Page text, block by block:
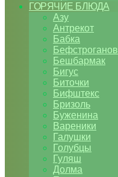
ГОРЯЧИЕ БЛЮДА
Азу
Антрекот
Бабка
Бефстроганов
Бешбармак
Бигус
Биточки
Бифштекс
Бризоль
Буженина
Вареники
Галушки
Голубцы
Гуляш
Долма